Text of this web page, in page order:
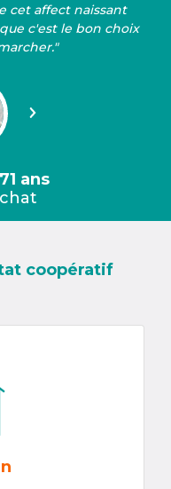
cet affect naissant
c'est le bon choix
Suivant
ans
coopératif